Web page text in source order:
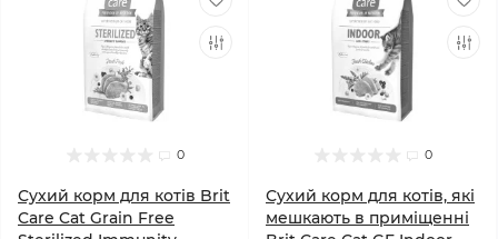
0
Сухий корм для котів Brit
Care Cat Grain Free
0
Сухий корм для котів, які
мешкають в приміщенні